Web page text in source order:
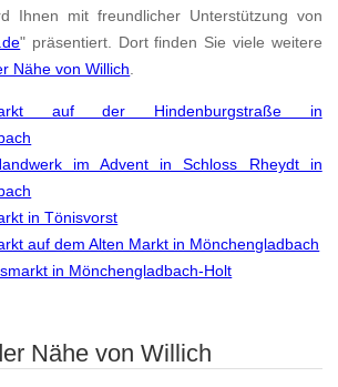
Ihnen mit freundlicher Unterstützung von
" präsentiert. Dort finden Sie viele weitere
Nähe von Willich
auf der Hindenburgstraße in
im Advent in Schloss Rheydt in
in Tönisvorst
auf dem Alten Markt in Mönchengladbach
in Mönchengladbach-Holt
Nähe von Willich